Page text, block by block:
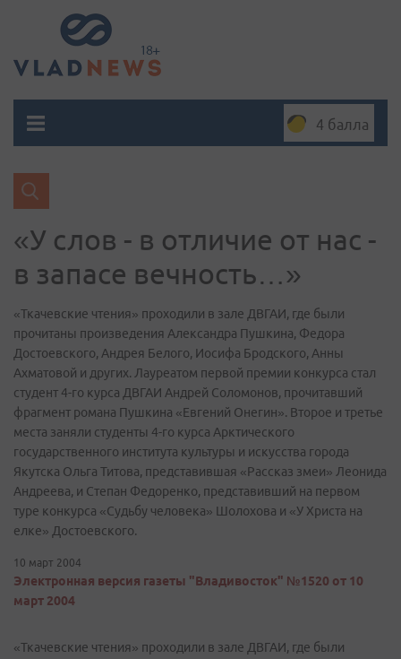
4 балла
«У слов - в отличие от нас -
в запасе вечность…»
«Ткачевские чтения» проходили в зале ДВГАИ, где были
прочитаны произведения Александра Пушкина, Федора
Достоевского, Андрея Белого, Иосифа Бродского, Анны
Ахматовой и других. Лауреатом первой премии конкурса стал
студент 4-го курса ДВГАИ Андрей Соломонов, прочитавший
фрагмент романа Пушкина «Евгений Онегин». Второе и третье
места заняли студенты 4-го курса Арктического
государственного института культуры и искусства города
Якутска Ольга Титова, представившая «Рассказ змеи» Леонида
Андреева, и Степан Федоренко, представивший на первом
туре конкурса «Судьбу человека» Шолохова и «У Христа на
елке» Достоевского.
10 март 2004
Электронная версия газеты "Владивосток" №1520 от 10
март 2004
«Ткачевские чтения» проходили в зале ДВГАИ, где были